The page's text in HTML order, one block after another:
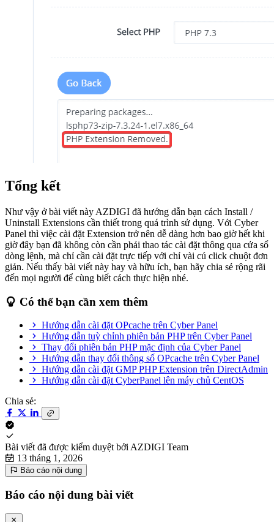
Tổng kết
Như vậy ở bài viết này AZDIGI đã hướng dẫn bạn cách Install /
Uninstall Extensions cần thiết trong quá trình sử dụng. Với Cyber
Panel thì việc cài đặt Extension trở nên dễ dàng hơn bao giờ hết khi
giờ đây bạn đã không còn cần phải thao tác cài đặt thông qua cửa sổ
dòng lệnh, mà chỉ cần cài đặt trực tiếp với chỉ vài cú click chuột đơn
giản. Nếu thấy bài viết này hay và hữu ích, bạn hãy chia sẻ rộng rãi
đến mọi người để cùng biết cách thực hiện nhé.
Có thể bạn cần xem thêm
Hướng dẫn cài đặt OPcache trên Cyber Panel
Hướng dẫn tuỳ chỉnh phiên bản PHP trên Cyber Panel
Thay đổi phiên bản PHP mặc định của Cyber Panel
Hướng dẫn thay đổi thông số OPcache trên Cyber Panel
Hướng dẫn cài đặt GMP PHP Extension trên DirectAdmin
Hướng dẫn cài đặt CyberPanel lên máy chủ CentOS
Chia sẻ:
Bài viết đã được kiểm duyệt bởi AZDIGI Team
13 tháng 1, 2026
Báo cáo nội dung
Báo cáo nội dung bài viết